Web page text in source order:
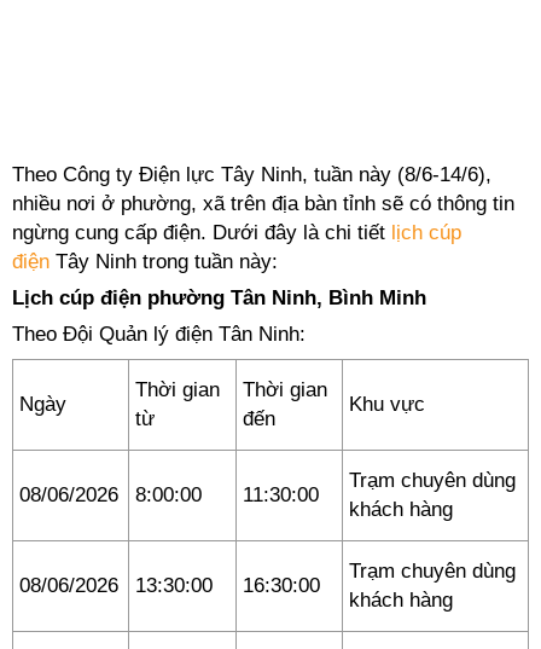
Theo Công ty Điện lực Tây Ninh, tuần này (8/6-14/6),
nhiều nơi ở phường, xã trên địa bàn tỉnh sẽ có thông tin
ngừng cung cấp điện. Dưới đây là chi tiết lịch cúp
điện Tây Ninh trong tuần này:
Lịch cúp điện phường Tân Ninh, Bình Minh
Theo Đội Quản lý điện Tân Ninh:
Ngày
Thời gian
từ
Thời gian
đến
Khu vực
08/06/2026 8:00:00 11:30:00
Trạm chuyên dùng
khách hàng
08/06/2026 13:30:00 16:30:00
Trạm chuyên dùng
khách hàng